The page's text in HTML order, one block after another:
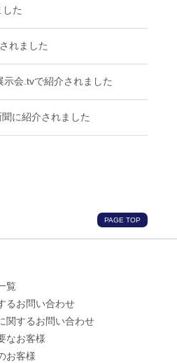
た
れました
示会.tvで紹介されました
に紹介されました
PAGE TOP
覧
るお問い合わせ
関するお問い合わせ
なお客様
お客様